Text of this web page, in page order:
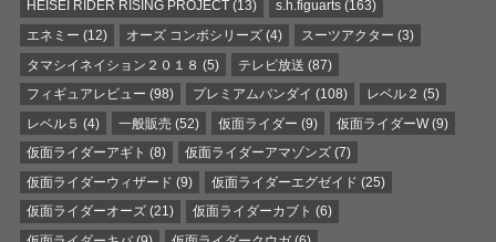
HEISEI RIDER RISING PROJECT(13) s.h.figuarts (163)
エネミー (12) オーズ コンボシリーズ (4) スーツアクター (3)
タマシイネイション２０１８ (5) テレビ放送 (87)
フィギュアレビュー (98) プレミアムバンダイ (108) レベル２ (5)
レベル５ (4) 一般販売 (52) 仮面ライダー (9) 仮面ライダーW(9)
仮面ライダーアギト (8) 仮面ライダーアマゾンズ (7)
仮面ライダーウィザード (9) 仮面ライダーエグゼイド (25)
仮面ライダーオーズ(21) 仮面ライダーカブト (6)